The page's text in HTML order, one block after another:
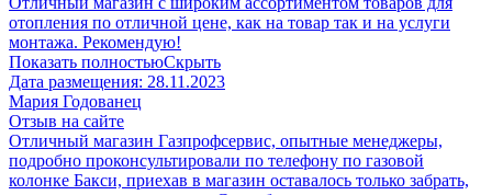
отопления по отличной цене, как на товар так и на услуги
монтажа. Рекомендую!
Показать полностьюСкрыть
Дата размещения: 28.11.2023
Мария Годованец
Отзыв на сайте
Отличный магазин Газпрофсервис, опытные менеджеры,
подробно проконсультировали по телефону по газовой
колонке Бакси, приехав в магазин оставалось только забрать,